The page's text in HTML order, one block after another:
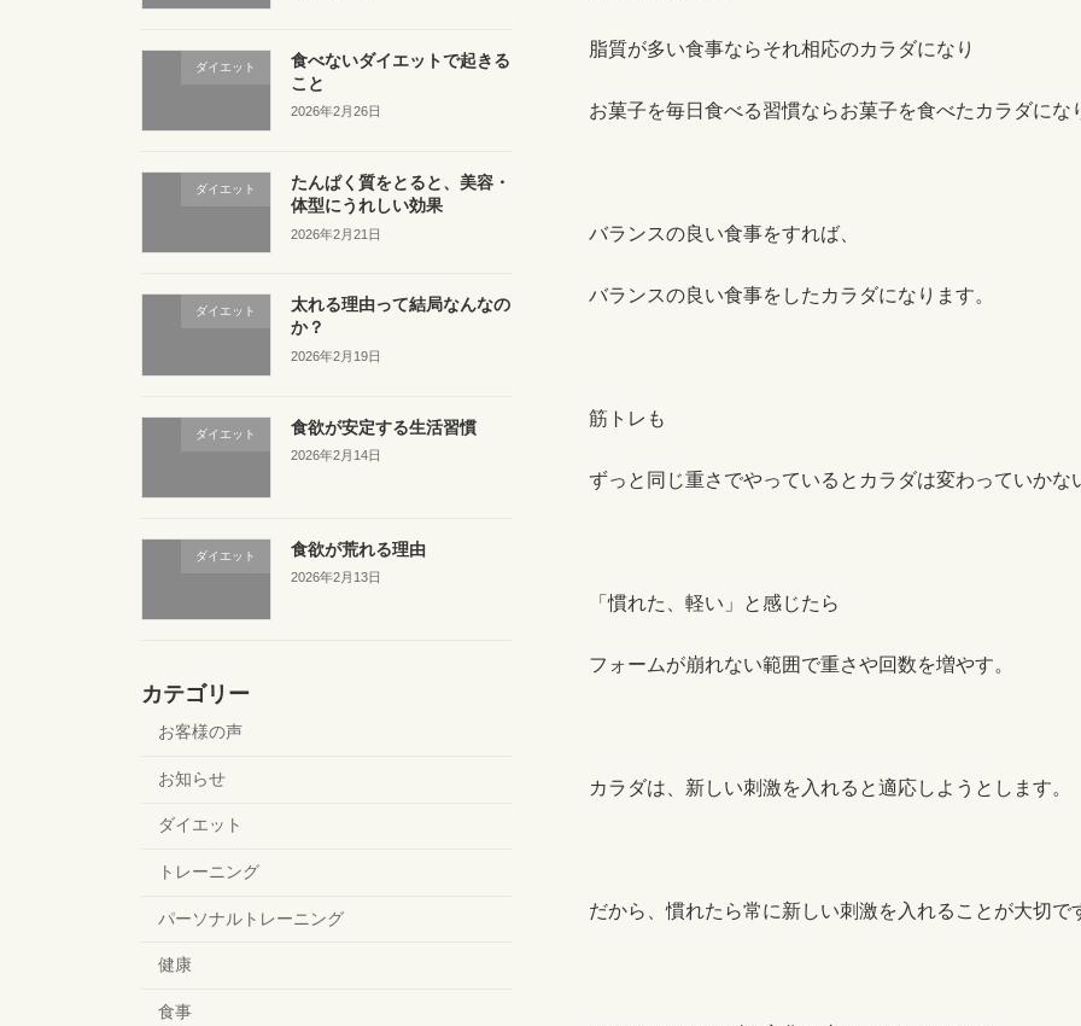
脂質が多い食事ならそれ相応のカラダになり
お菓子を毎日食べる習慣ならお菓子を食べたカラダにな
バランスの良い食事をすれば、
バランスの良い食事をしたカラダになります。
筋トレも
ずっと同じ重さでやっているとカラダは変わっていかな
「慣れた、軽い」と感じたら
フォームが崩れない範囲で重さや回数を増やす。
カラダは、新しい刺激を入れると適応しようとします。
だから、慣れたら常に新しい刺激を入れることが大切で
ダイエット
食べないダイエットで起きる
こと
2026年2月26日
ダイエット
たんぱく質をとると、美容・
体型にうれしい効果
2026年2月21日
ダイエット
太れる理由って結局なんなの
か？
2026年2月19日
ダイエット 食欲が安定する生活習慣
2026年2月14日
ダイエット 食欲が荒れる理由
2026年2月13日
カテゴリー
お客様の声
お知らせ
ダイエット
トレーニング
パーソナルトレーニング
健康
食事